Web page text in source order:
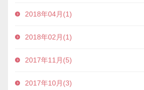
2018年04月(1)
2018年02月(1)
2017年11月(5)
2017年10月(3)